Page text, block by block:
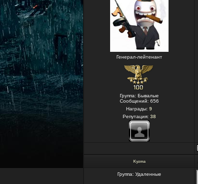
Генерал-лейтенант
Группа: Бывалые
Сообщений: 656
Награды: 9
Репутация: 38
Kyzma
Группа: Удаленные